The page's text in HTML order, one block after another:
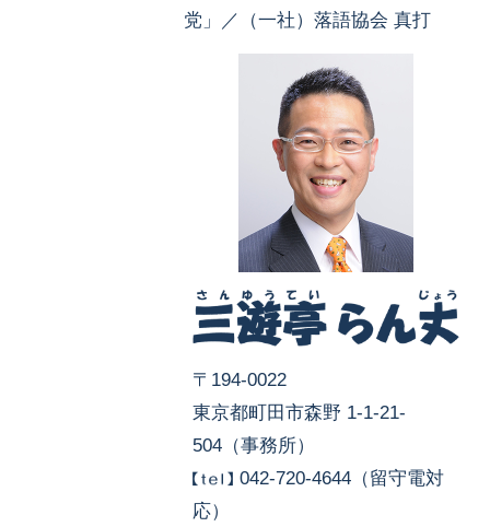
党」／（一社）落語協会 真打
〒194-0022
東京都町田市森野 1-1-21-
504（事務所）
042-720-4644（留守電対
応）